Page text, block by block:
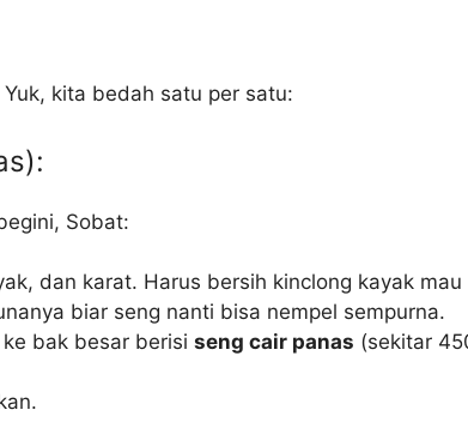
kita bedah satu per satu:
Sobat:
dan karat. Harus bersih kinclong kayak mau
biar seng nanti bisa nempel sempurna.
ke bak besar berisiseng cair panas (sekitar